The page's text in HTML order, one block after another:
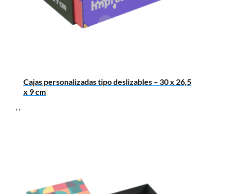
Cajas personalizadas tipo deslizables – 30 x 26,5
x 9 cm
, ,